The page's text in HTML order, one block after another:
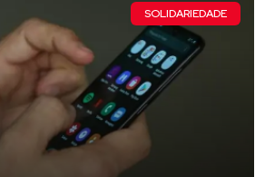
SOLIDARIEDADE